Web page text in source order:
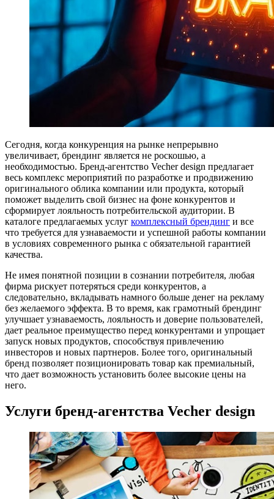
Сегодня, когда конкуренция на рынке непрерывно
увеличивает, брендинг является не роскошью, а
необходимостью. Бренд-агентство Vecher design предлагает
весь комплекс мероприятий по разработке и продвижению
оригинального облика компании или продукта, который
поможет выделить свой бизнес на фоне конкурентов и
сформирует лояльность потребительской аудитории. В
каталоге предлагаемых услуг комплексный брендинг и все
что требуется для узнаваемости и успешной работы компании
в условиях современного рынка с обязательной гарантией
качества.
Не имея понятной позиции в сознании потребителя, любая
фирма рискует потеряться среди конкурентов, а
следовательно, вкладывать намного больше денег на рекламу
без желаемого эффекта. В то время, как грамотный брендинг
улучшает узнаваемость, лояльность и доверие пользователей,
дает реальное преимущество перед конкурентами и упрощает
запуск новых продуктов, способствуя привлечению
инвесторов и новых партнеров. Более того, оригинальный
бренд позволяет позиционировать товар как премиальный,
что дает возможность установить более высокие цены на
него.
Услуги бренд-агентства Vecher design